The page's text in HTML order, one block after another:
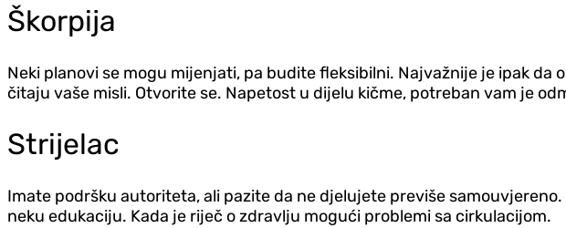
Škorpija
Neki planovi se mogu mijenjati, pa budite fleksibilni. Najvažnije je ipak
čitaju vaše misli. Otvorite se. Napetost u dijelu kičme, potreban vam je
Strijelac
Imate podršku autoriteta, ali pazite da ne djelujete previše
neku edukaciju. Kada je riječ o zdravlju mogući problemi sa cirkulacijom.